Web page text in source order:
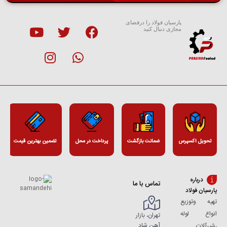
پارسیان فولاد را درفضای
مجازی دنبال کنید
تحویل اکسپرس ضمانت بازگشت پرداخت در محل تضمین بهترین قیمت
درباره
پارسیان فولاد
تهیه وتوزیع
انواع لوله
تماس با ما
تهران، بازار